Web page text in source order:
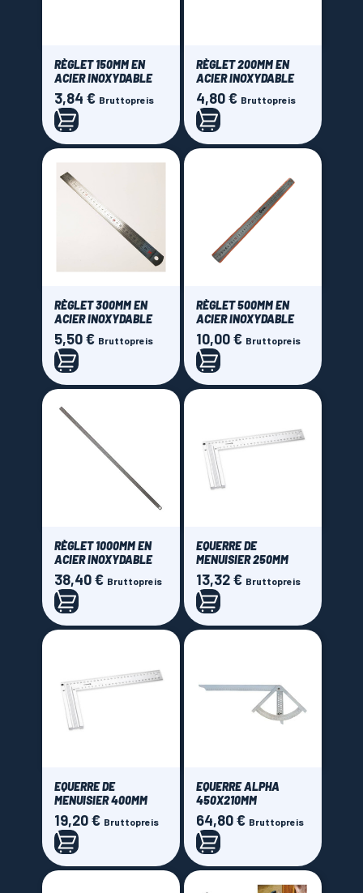
RÈGLET 150MM EN
ACIER INOXYDABLE
Preis
3,84 € Bruttopreis
RÈGLET 200MM EN
ACIER INOXYDABLE
Preis
4,80 € Bruttopreis
RÈGLET 300MM EN
ACIER INOXYDABLE
Preis
5,50 € Bruttopreis
RÈGLET 500MM EN
ACIER INOXYDABLE
Preis
10,00 € Bruttopreis
RÈGLET 1000MM EN
ACIER INOXYDABLE
Preis
38,40 € Bruttopreis
EQUERRE DE
MENUISIER 250MM
Preis
13,32 € Bruttopreis
EQUERRE DE
MENUISIER 400MM
Preis
19,20 € Bruttopreis
EQUERRE ALPHA
450X210MM
Preis
64,80 € Bruttopreis